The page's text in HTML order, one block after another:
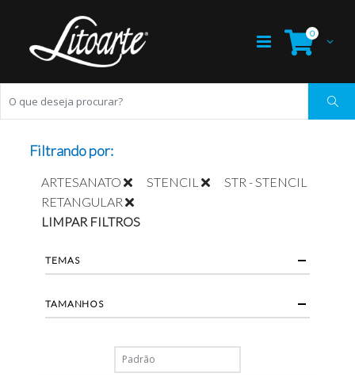
0
Filtrando por:
ARTESANATO STENCIL
STR - STENCIL
RETANGULAR
LIMPAR FILTROS
TEMAS
TAMANHOS